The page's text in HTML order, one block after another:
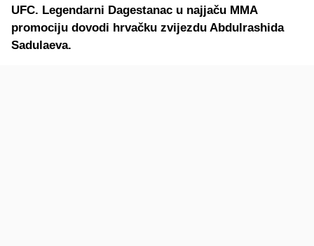
UFC. Legendarni Dagestanac u najjaču MMA
promociju dovodi hrvačku zvijezdu Abdulrashida
Sadulaeva.